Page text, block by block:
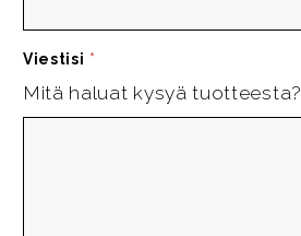
Viestisi *
Mitä haluat kysyä tuotteesta?